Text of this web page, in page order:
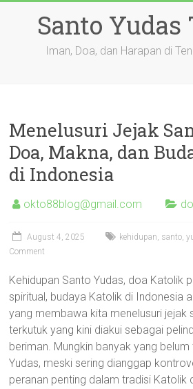
Santo Yudas
Iman, Doa, dan Harapan di
Menelusuri Jejak
Doa, Makna, dan
di Indonesia
okto88blog@gmail.com
August 4, 2025 kehidupan, santo,
Comment
Kehidupan Santo Yudas, doa Katolik
spiritual, budaya Katolik di Indonesia
yang membawa kita menelusuri jejak
terkutuk yang kini diakui sebagai
beriman. Mungkin banyak yang
Yudas, meski sering dianggap
peranan penting dalam tradisi Katolik